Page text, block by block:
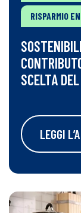
RISPARMIO
SCELTA
LEGGI